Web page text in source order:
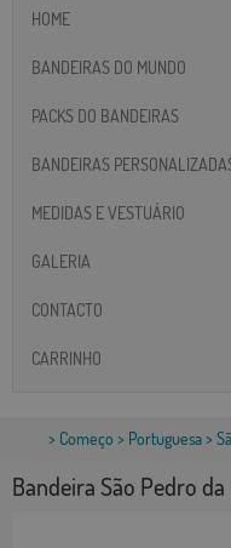
HOME
BANDEIRAS DO MUNDO
PACKS DO BANDEIRAS
BANDEIRAS
MEDIDAS E VESTUÁRIO
GALERIA
CONTACTO
CARRINHO
> Começo > Portuguesa>
Bandeira São Pedro da